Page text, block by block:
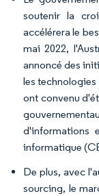
soutenir la
accélérera le
mai 2022,
annoncé des
les
ont convenu
d'informations
informatique
De plus, avec
sourcing, le